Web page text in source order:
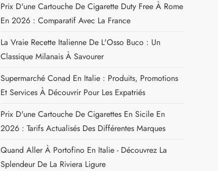
Prix D'une Cartouche De Cigarette Duty Free À Rome
En 2026 : Comparatif Avec La France
La Vraie Recette Italienne De L'Osso Buco : Un
Classique Milanais À Savourer
Supermarché Conad En Italie : Produits, Promotions
Et Services À Découvrir Pour Les Expatriés
Prix D'une Cartouche De Cigarettes En Sicile En
2026 : Tarifs Actualisés Des Différentes Marques
Quand Aller À Portofino En Italie - Découvrez La
Splendeur De La Riviera Ligure